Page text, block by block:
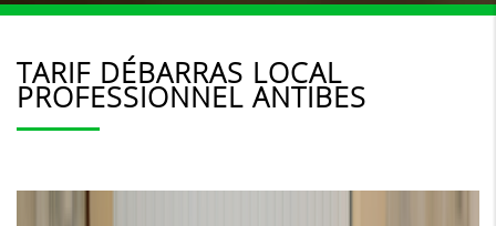
TARIF DÉBARRAS LOCAL
PROFESSIONNEL ANTIBES